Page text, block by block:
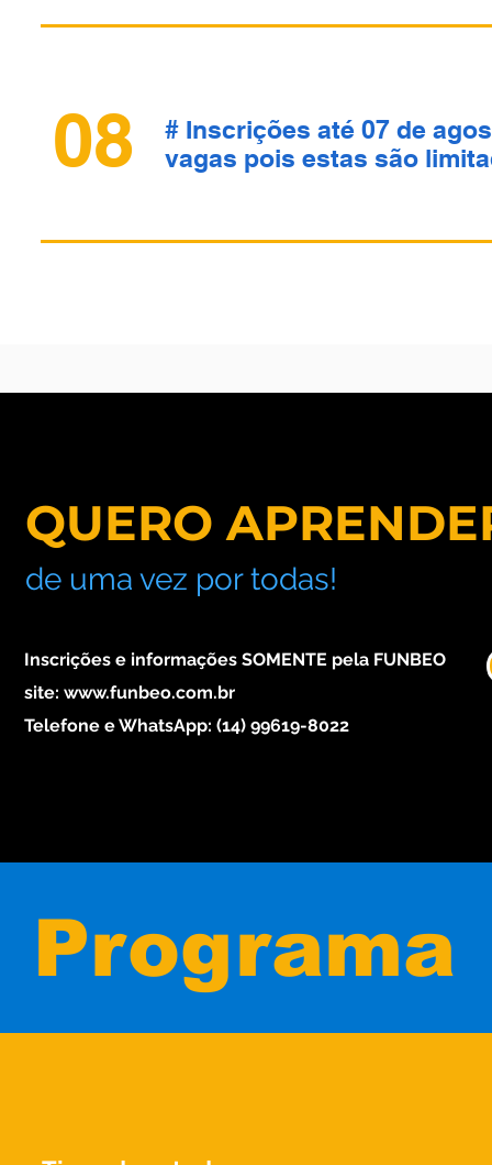
08
# Inscrições até 07 de
vagas pois estas são
QUERO
de uma vez por todas!
Inscrições e informações SOMENTE pela FUNBEO
site: www.funbeo.com.br
Telefone e WhatsApp: (14) 99619-8022
Programa